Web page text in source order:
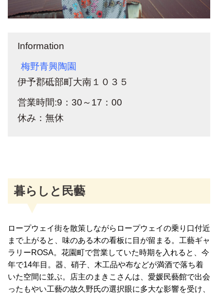
Information
梅野青興陶園
伊予郡砥部町大南１０３５
営業時間:9：30～17：00
休み：無休
暮らしと民藝
ロープウェイ街を散策しながらロープウェイの乗り口付近
まで上がると、味のある木の看板に目が留まる。工藝ギャ
ラリーROSA。花園町で営業していた時期を入れると、今
年で14年目。器、硝子、木工品や布などが満酒で落ち着
いた空間に並ぶ。店主のまきこさんは、愛媛民藝館で出会
ったもやい工藝の故久野氏の選択眼に多大な影響を受け、